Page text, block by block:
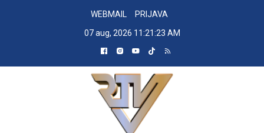
WEBMAIL
PRIJAVA
07 aug, 2026 11:21:24 AM